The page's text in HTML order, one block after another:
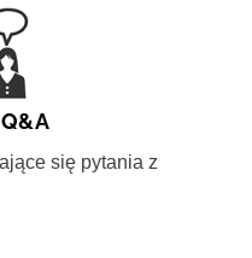
się pytania z